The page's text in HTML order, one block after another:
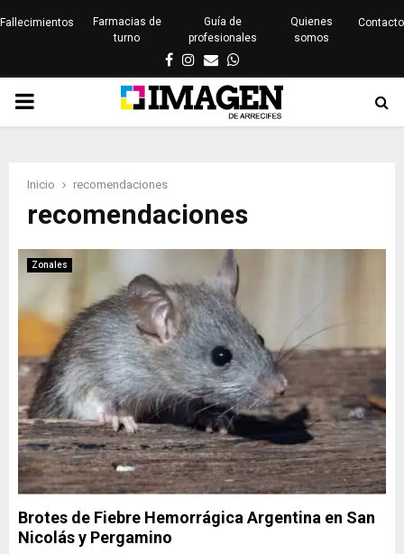
Fallecimientos
Farmacias de
turno
Guía de
profesionales
Quienes
somos
Contacto
Facebook
Instagram
EmailWhatsapp
PRIMARY
Inicio recomendaciones
recomendaciones
Zonales
Brotes de Fiebre Hemorrágica Argentina en San
Nicolás y Pergamino